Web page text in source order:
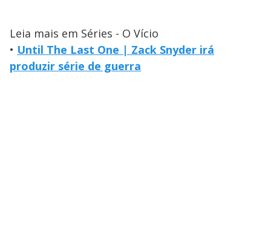
Leia mais em Séries - O Vício
• Until The Last One | Zack Snyder irá
produzir série de guerra